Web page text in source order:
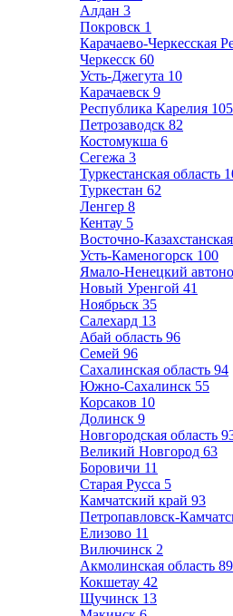
Алдан 3
Покровск 1
Карачаево-Черкесская
Черкесск 60
Усть-Джегута 10
Карачаевск 9
Республика Карелия 105
Петрозаводск 82
Костомукша 6
Сегежа 3
Туркестанская область
Туркестан 62
Ленгер 8
Кентау 5
Восточно-
Усть-Каменогорск 100
Ямало-Ненецкий
Новый Уренгой 41
Ноябрьск 35
Салехард 13
Абай область 96
Семей 96
Сахалинская область 94
Южно-Сахалинск 55
Корсаков 10
Долинск 9
Новгородская область
Великий Новгород 63
Боровичи 11
Старая Русса 5
Камчатский край 93
Петропавловск-
Елизово 11
Вилючинск 2
Акмолинская область 89
Кокшетау 42
Щучинск 13